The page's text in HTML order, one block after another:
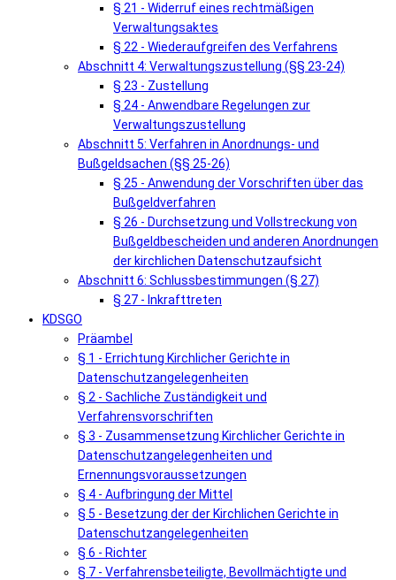
§ 21 - Widerruf eines rechtmäßigen
Verwaltungsaktes
§ 22 - Wiederaufgreifen des Verfahrens
Abschnitt 4: Verwaltungszustellung (§§ 23-24)
§ 23 - Zustellung
§ 24 - Anwendbare Regelungen zur
Verwaltungszustellung
Abschnitt 5: Verfahren in Anordnungs- und
Bußgeldsachen (§§ 25-26)
§ 25 - Anwendung der Vorschriften über das
Bußgeldverfahren
§ 26 - Durchsetzung und Vollstreckung von
Bußgeldbescheiden und anderen Anordnungen
der kirchlichen Datenschutzaufsicht
Abschnitt 6: Schlussbestimmungen (§ 27)
§ 27 - Inkrafttreten
KDSGO
Präambel
§ 1 - Errichtung Kirchlicher Gerichte in
Datenschutzangelegenheiten
§ 2 - Sachliche Zuständigkeit und
Verfahrensvorschriften
§ 3 - Zusammensetzung Kirchlicher Gerichte in
Datenschutzangelegenheiten und
Ernennungsvoraussetzungen
§ 4 - Aufbringung der Mittel
§ 5 - Besetzung der der Kirchlichen Gerichte in
Datenschutzangelegenheiten
§ 6 - Richter
§ 7 - Verfahrensbeteiligte, Bevollmächtigte und